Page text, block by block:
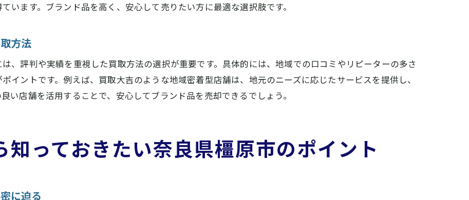
います。ブランド品を高く、安心して売りたい方に最適な選択肢です。
方法
、評判や実績を重視した買取方法の選択が重要です。具体的には、地域での口コミやリピーターの多さ
イントです。例えば、買取大吉のような地域密着型店舗は、地元のニーズに応じたサービスを提供し、
い店舗を活用することで、安心してブランド品を売却できるでしょう。
知っておきたい奈良県橿原市のポイント
に迫る